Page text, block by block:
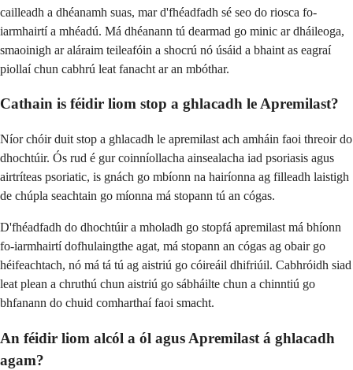
cailleadh a dhéanamh suas, mar d'fhéadfadh sé seo do riosca fo-
iarmhairtí a mhéadú. Má dhéanann tú dearmad go minic ar dháileoga,
smaoinigh ar aláraim teileafóin a shocrú nó úsáid a bhaint as eagraí
piollaí chun cabhrú leat fanacht ar an mbóthar.
Cathain is féidir liom stop a ghlacadh le Apremilast?
Níor chóir duit stop a ghlacadh le apremilast ach amháin faoi threoir do
dhochtúir. Ós rud é gur coinníollacha ainsealacha iad psoriasis agus
airtríteas psoriatic, is gnách go mbíonn na hairíonna ag filleadh laistigh
de chúpla seachtain go míonna má stopann tú an cógas.
D'fhéadfadh do dhochtúir a mholadh go stopfá apremilast má bhíonn
fo-iarmhairtí dofhulaingthe agat, má stopann an cógas ag obair go
héifeachtach, nó má tá tú ag aistriú go cóireáil dhifriúil. Cabhróidh siad
leat plean a chruthú chun aistriú go sábháilte chun a chinntiú go
bhfanann do chuid comharthaí faoi smacht.
An féidir liom alcól a ól agus Apremilast á ghlacadh
agam?